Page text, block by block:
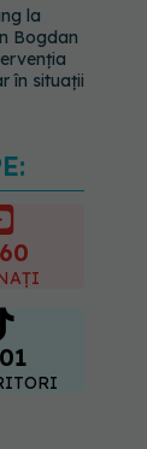
la
Bogdan
în situații
este